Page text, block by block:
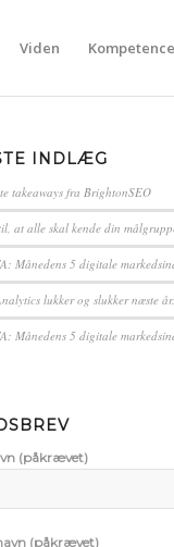
Viden
INDLÆG
takeaways fra BrightonSEO
at alle skal kende din
Månedens 5 digitale
lukker og slukker næste
Månedens 5 digitale
(påkrævet)
(påkrævet)